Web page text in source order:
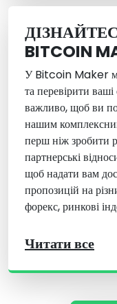
BITCOIN
У Bitcoin Maker
та перевірити
важливо, щоб ви
нашим
перш ніж зробити
партнерські
щоб надати вам
пропозицій на
форекс, ринкові
Читати все